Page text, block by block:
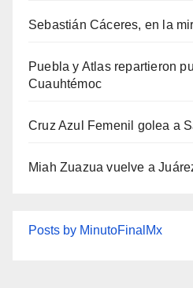
Sebastián Cáceres, en la
Puebla y Atlas repartieron
Cuauhtémoc
Cruz Azul Femenil golea a
Miah Zuazua vuelve a
Posts by MinutoFinalMx